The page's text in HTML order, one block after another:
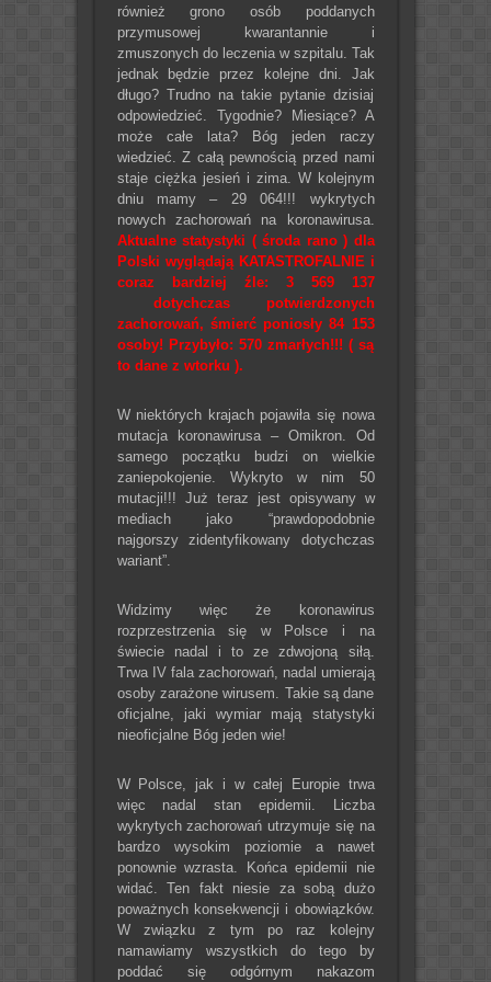
również grono osób poddanych
przymusowej kwarantannie i
zmuszonych do leczenia w szpitalu. Tak
jednak będzie przez kolejne dni. Jak
długo? Trudno na takie pytanie dzisiaj
odpowiedzieć. Tygodnie? Miesiące? A
może całe lata? Bóg jeden raczy
wiedzieć. Z całą pewnością przed nami
staje ciężka jesień i zima. W kolejnym
dniu mamy – 29 064!!! wykrytych
nowych zachorowań na koronawirusa.
Aktualne statystyki ( środa rano ) dla
Polski wyglądają KATASTROFALNIE i
coraz bardziej źle: 3 569 137
dotychczas potwierdzonych
zachorowań, śmierć poniosły 84 153
osoby! Przybyło: 570 zmarłych!!! ( są
to dane z wtorku ).
W niektórych krajach pojawiła się nowa
mutacja koronawirusa – Omikron. Od
samego początku budzi on wielkie
zaniepokojenie. Wykryto w nim 50
mutacji!!! Już teraz jest opisywany w
mediach jako “prawdopodobnie
najgorszy zidentyfikowany dotychczas
wariant”.
Widzimy więc że koronawirus
rozprzestrzenia się w Polsce i na
świecie nadal i to ze zdwojoną siłą.
Trwa IV fala zachorowań, nadal umierają
osoby zarażone wirusem. Takie są dane
oficjalne, jaki wymiar mają statystyki
nieoficjalne Bóg jeden wie!
W Polsce, jak i w całej Europie trwa
więc nadal stan epidemii. Liczba
wykrytych zachorowań utrzymuje się na
bardzo wysokim poziomie a nawet
ponownie wzrasta. Końca epidemii nie
widać. Ten fakt niesie za sobą dużo
poważnych konsekwencji i obowiązków.
W związku z tym po raz kolejny
namawiamy wszystkich do tego by
poddać się odgórnym nakazom